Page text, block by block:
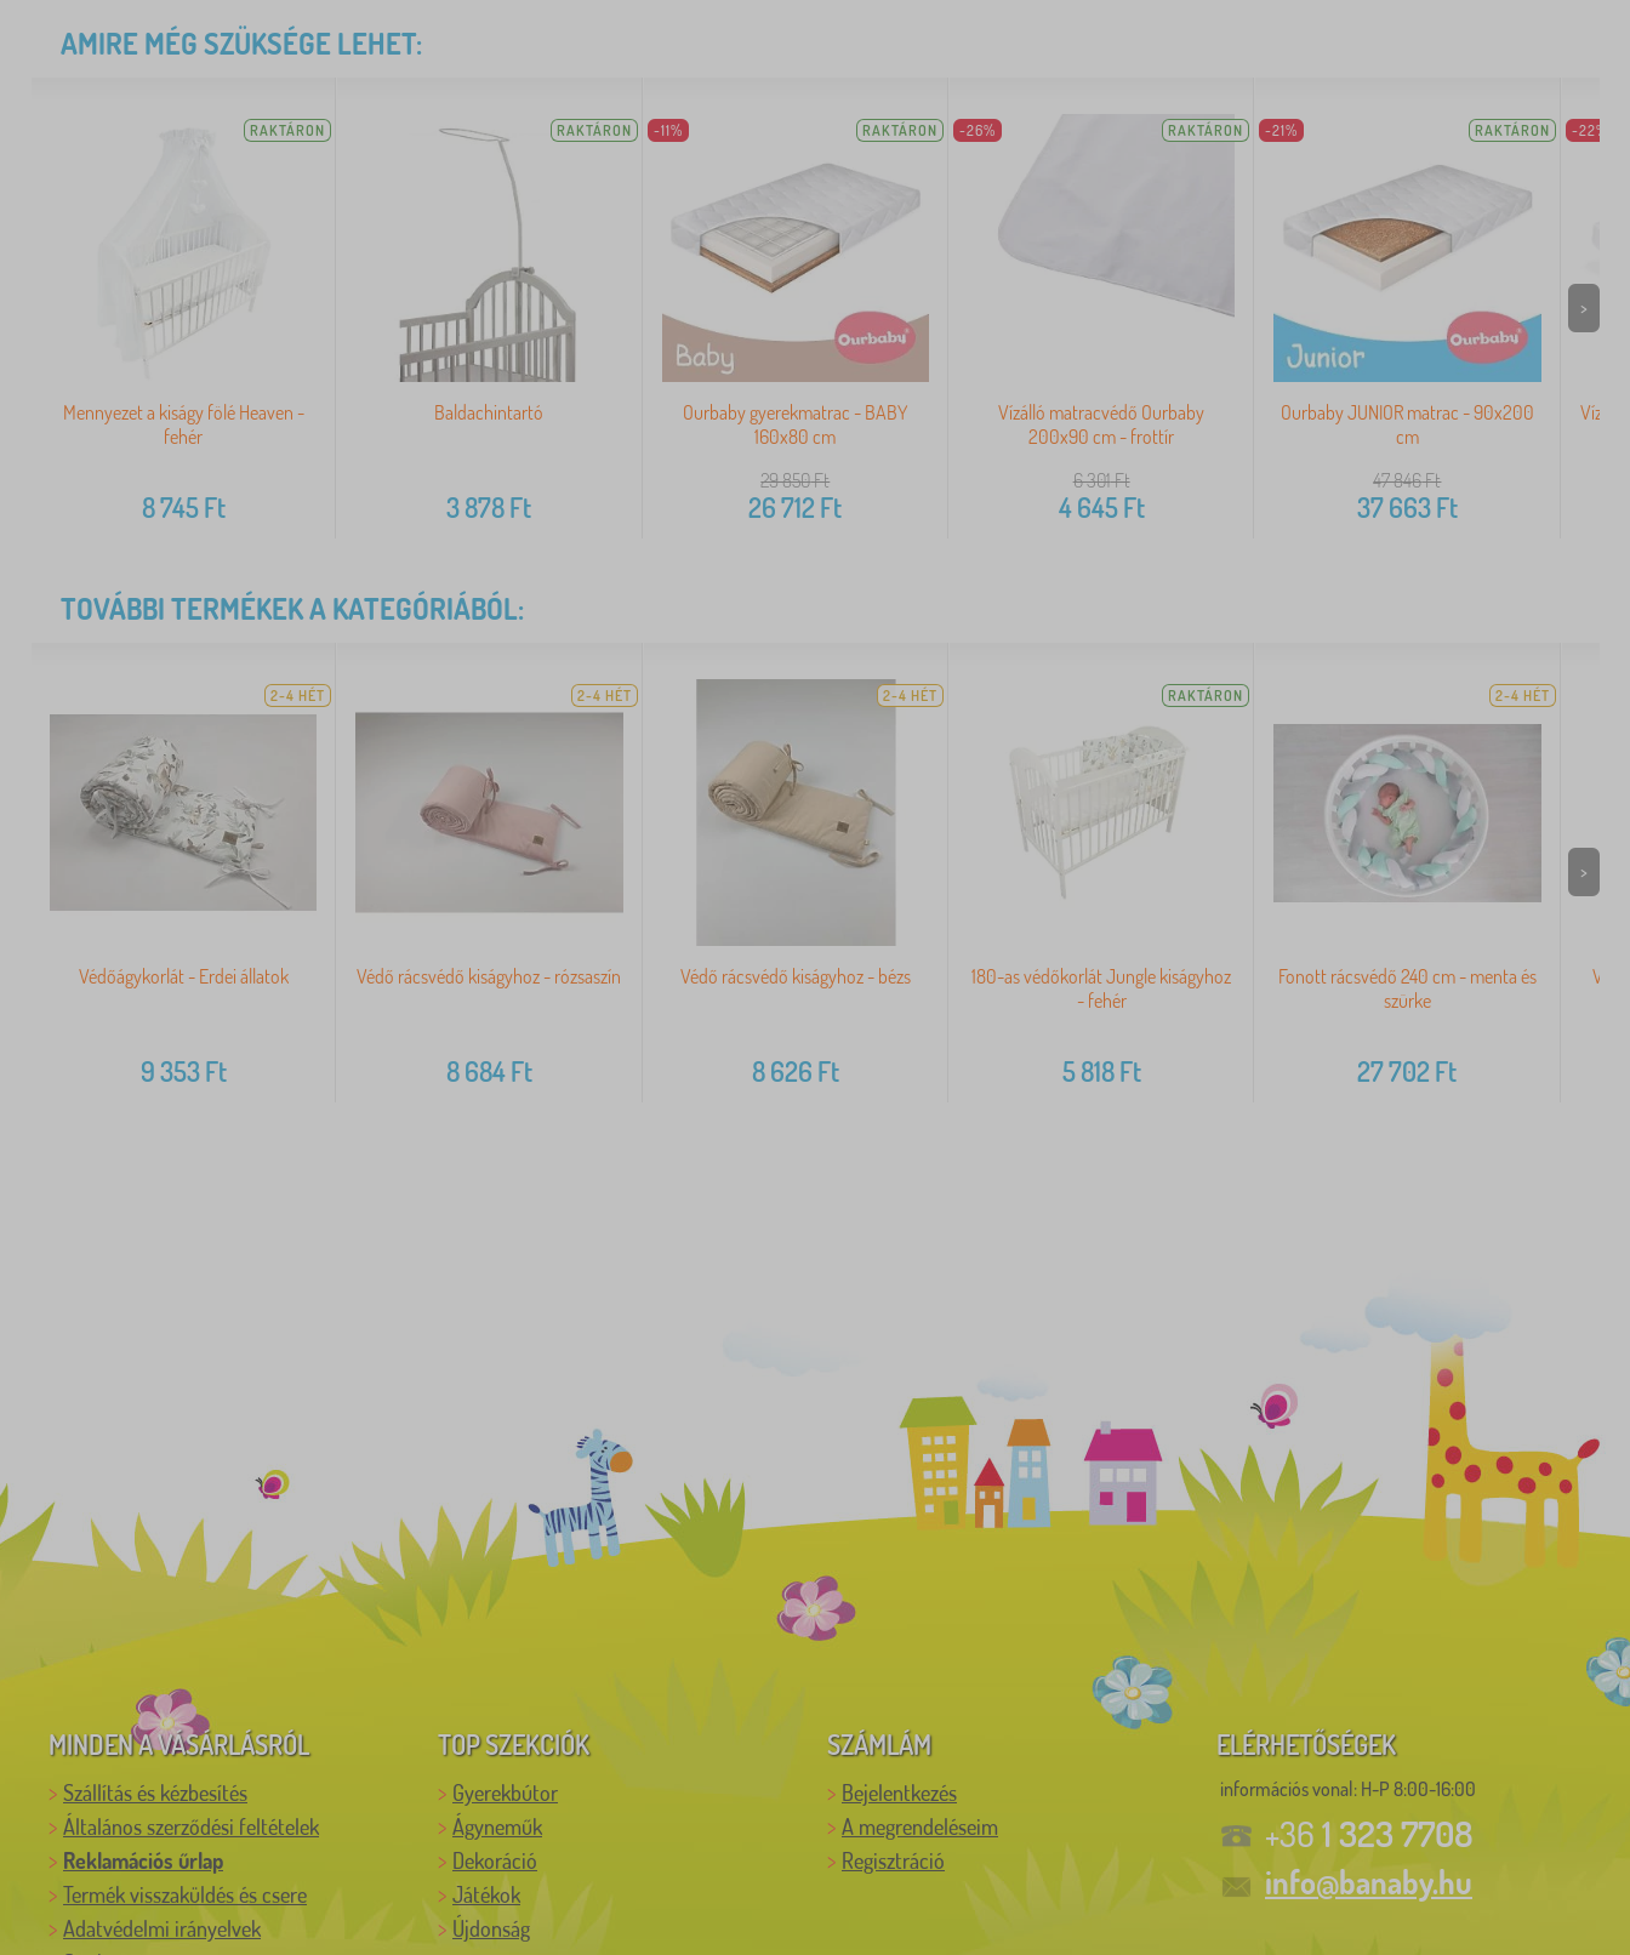
AMIRE MÉG SZÜKSÉGE LEHET:
RAKTÁRON
Mennyezet a kiságy fölé Heaven -
fehér
8 745Ft
RAKTÁRON
Baldachintartó
3 878Ft
-11% RAKTÁRON
Ourbaby gyerekmatrac - BABY
160x80 cm
29 850Ft
26 712 Ft
-26% RAKTÁRON
Vízálló matracvédő Ourbaby
200x90 cm - frottír
6 301Ft
4 645Ft
-21% RAKTÁRON
Ourbaby JUNIOR matrac - 90x200
cm
47 846Ft
37 663Ft
-22%
>
TOVÁBBI TERMÉKEK A KATEGÓRIÁBÓL:
2-4 HÉT
Védőágykorlát - Erdei állatok
9 353Ft
2-4 HÉT
Védő rácsvédő kiságyhoz - rózsaszín
8 684Ft
2-4 HÉT
Védő rácsvédő kiságyhoz - bézs
8 626 Ft
RAKTÁRON
180-as védőkorlát Jungle kiságyhoz
- fehér
5 818Ft
2-4 HÉT
Fonott rácsvédő 240 cm - menta és
szürke
27 702 Ft
>
MINDEN A VÁSÁRLÁSRÓL
Szállítás és kézbesítés
Általános szerződési feltételek
Reklamációs űrlap
Termék visszaküldés és csere
Adatvédelmi irányelvek
TOP SZEKCIÓK
Gyerekbútor
Ágyneműk
Dekoráció
Játékok
Újdonság
SZÁMLÁM
Bejelentkezés
A megrendeléseim
Regisztráció
ELÉRHETŐSÉGEK
információs vonal: H-P 8:00-16:00
+361 323 7708
info@banaby.hu